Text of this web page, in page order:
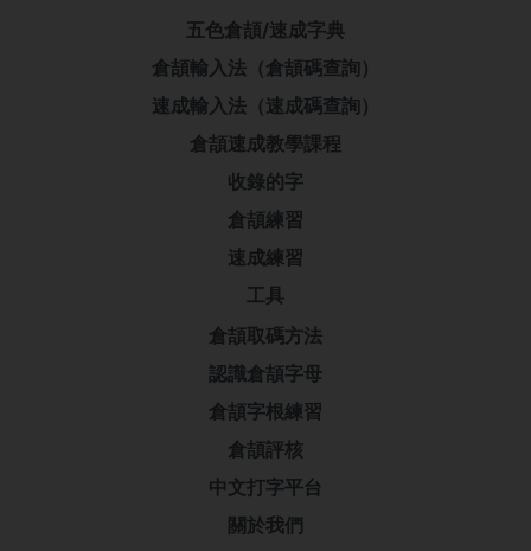
五色倉頡/速成字典
倉頡輸入法（倉頡碼查詢）
速成輸入法（速成碼查詢）
倉頡速成教學課程
收錄的字
倉頡練習
速成練習
工具
倉頡取碼方法
認識倉頡字母
倉頡字根練習
倉頡評核
中文打字平台
關於我們